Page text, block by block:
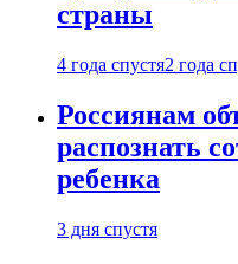
страны
4 года спустя2 года
Россиянам
распознать
ребенка
3 дня спустя